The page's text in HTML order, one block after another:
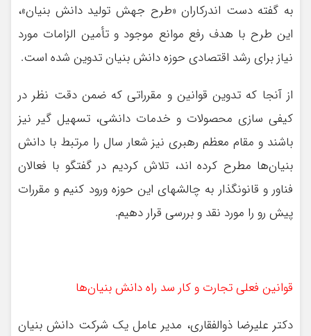
به گفته دست اندرکاران «طرح جهش تولید دانش بنیان»،
این طرح با هدف رفع موانع موجود و تأمین الزامات مورد
نیاز برای رشد اقتصادی حوزه دانش بنیان تدوین شده است.
از آنجا که تدوین قوانین و مقرراتی که ضمن دقت نظر در
کیفی سازی محصولات و خدمات دانشی، تسهیل گیر نیز
باشند و مقام معظم رهبری نیز شعار سال را مرتبط با دانش
بنیان‌ها مطرح کرده اند، تلاش کردیم در گفتگو با فعالان
فناور و قانونگذار به چالشهای این حوزه ورود کنیم و مقررات
پیش رو را مورد نقد و بررسی قرار دهیم.
قوانین فعلی تجارت و کار سد راه دانش بنیان‌ها
دکتر علیرضا ذوالفقاری، مدیر عامل یک شرکت دانش بنیان